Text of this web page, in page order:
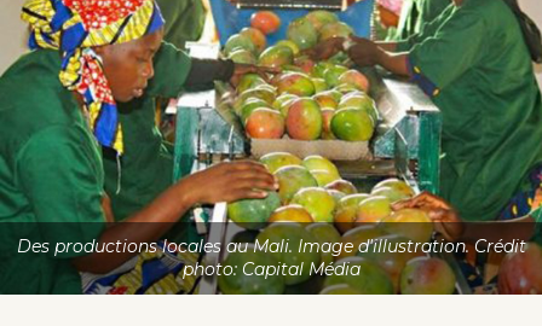
Des productions locales au Mali. Image d'illustration. Crédit
photo: Capital Média